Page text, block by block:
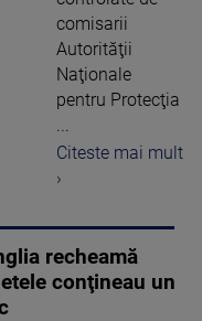
comisarii
Autorităţii
Naţionale
pentru Protecţia
...
Citeste mai mult
›
recheamă
conţineau un